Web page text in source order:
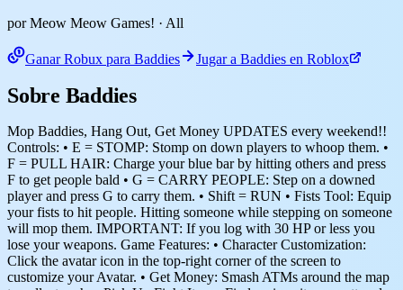
por Meow Meow Games! · All
Ganar Robux para Baddies Jugar a Baddies en Roblox
Sobre Baddies
Mop Baddies, Hang Out, Get Money UPDATES every weekend!!
Controls: • E = STOMP: Stomp on down players to whoop them. •
F = PULL HAIR: Charge your blue bar by hitting others and press
F to get people bald • G = CARRY PEOPLE: Step on a downed
player and press G to carry them. • Shift = RUN • Fists Tool: Equip
your fists to hit people. Hitting someone while stepping on someone
will mop them. IMPORTANT: If you log with 30 HP or less you
lose your weapons. Game Features: • Character Customization:
Click the avatar icon in the top-right corner of the screen to
customize your Avatar. • Get Money: Smash ATMs around the map